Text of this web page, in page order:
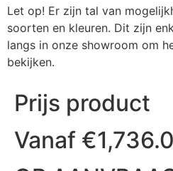
Let op! Er zijn tal van
soorten en kleuren. Dit zijn
langs in onze showroom om
bekijken.
Prijs product
Vanaf €